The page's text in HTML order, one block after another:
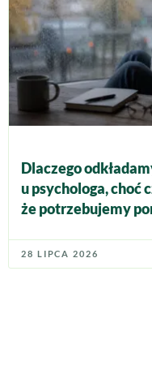
Dlaczego
u psychologa, choć
że potrzebujemy
28 LIPCA 2026